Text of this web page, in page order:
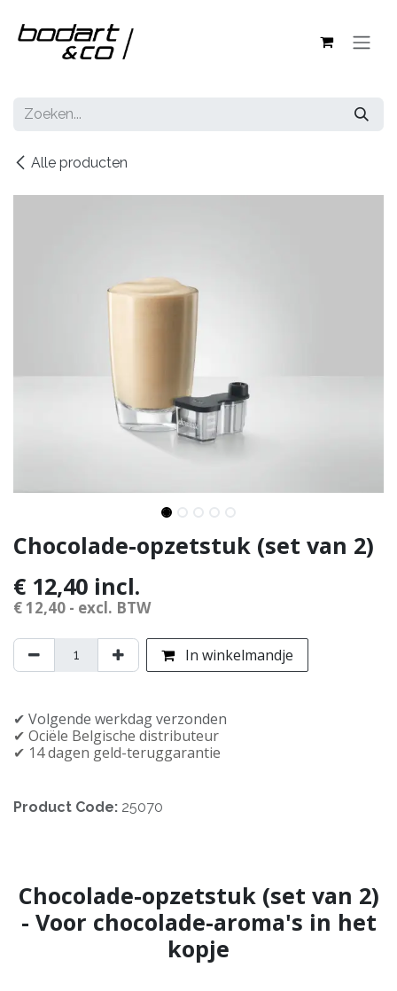
Alle producten
Chocolade-opzetstuk (set van 2)
€ 12,40 incl.
€12,40 - excl. BTW
In winkelmandje
✔︎ Volgende werkdag verzonden
✔︎ Officiële Belgische distributeur
✔︎ 14 dagen geld-teruggarantie
Product Code: 25070
Chocolade-opzetstuk (set van 2)
- Voor chocolade-aroma's in het
kopje